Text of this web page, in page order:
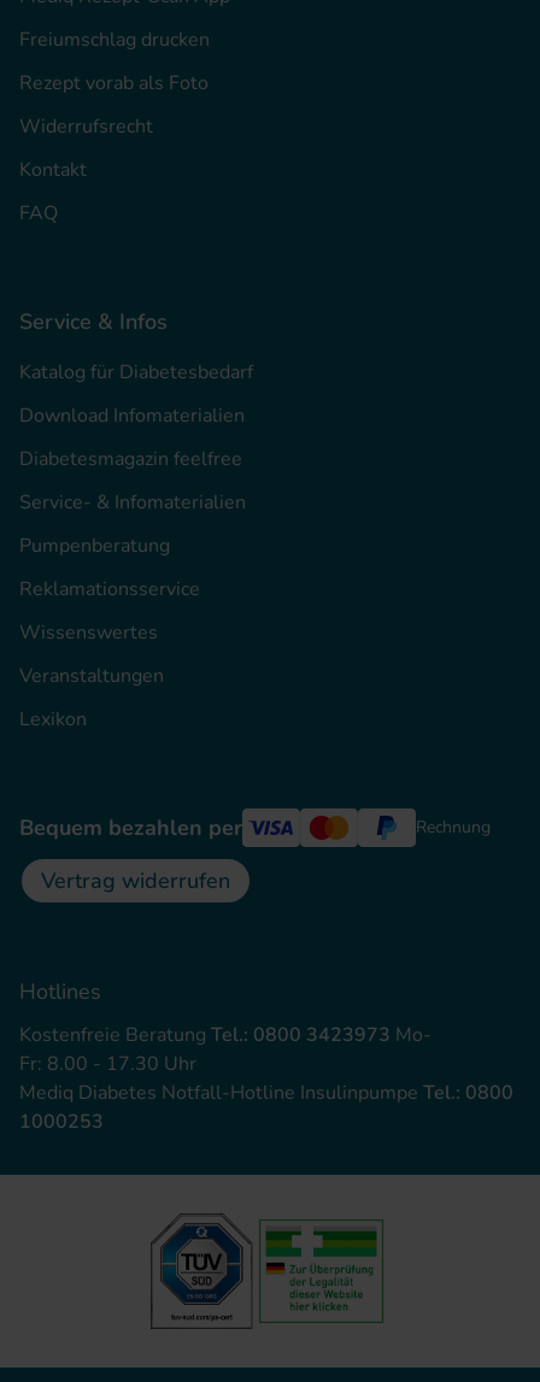
Freiumschlag drucken
Rezept vorab als Foto
Widerrufsrecht
Kontakt
FAQ
Service & Infos
Katalog für Diabetesbedarf
Download Infomaterialien
Diabetesmagazin feelfree
Service- & Infomaterialien
Pumpenberatung
Reklamationsservice
Wissenswertes
Veranstaltungen
Lexikon
Bequem bezahlen per Rechnung
Vertrag widerrufen
Hotlines
Kostenfreie Beratung Tel.: 0800 3423973 Mo-
Fr: 8.00 - 17.30 Uhr
Mediq Diabetes Notfall-Hotline Insulinpumpe Tel.: 0800
1000253